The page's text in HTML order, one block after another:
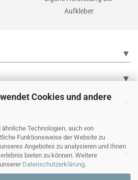
Cookies und andere
Technologien, auch von
Funktionsweise der Website zu
Angebotes zu analysieren und Ihnen
bieten zu können. Weitere
Datenschutzerklärung.
Aufkleber
▼
▼
Seite